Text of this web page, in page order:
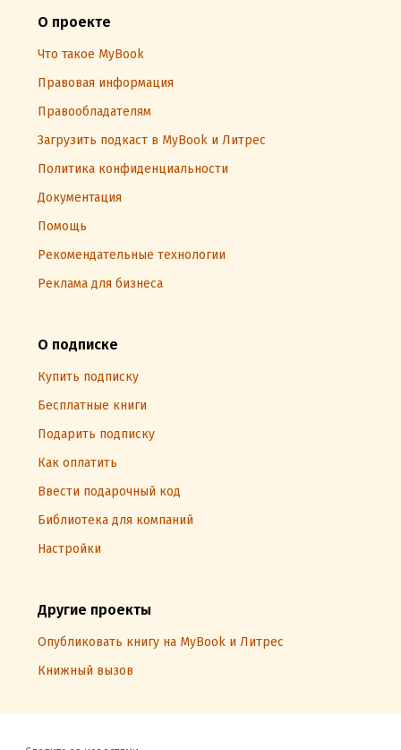
О проекте
Что такое MyBook
Правовая информация
Правообладателям
Загрузить подкаст в MyBook и Литрес
Политика конфиденциальности
Документация
Помощь
Рекомендательные технологии
Реклама для бизнеса
О подписке
Купить подписку
Бесплатные книги
Подарить подписку
Как оплатить
Ввести подарочный код
Библиотека для компаний
Настройки
Другие проекты
Опубликовать книгу на MyBook и Литрес
Книжный вызов